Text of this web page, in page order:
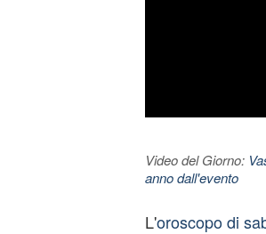
Video del Giorno:
anno dall'evento
L'oroscopo di